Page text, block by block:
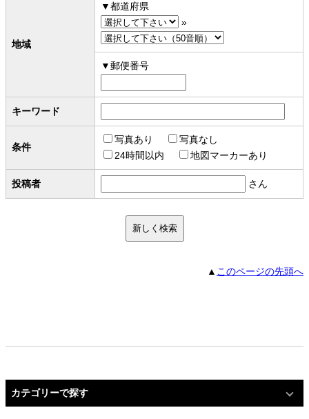
地域
都道府県
»
郵便番号
キーワード
条件
写真あり
写真なし
24時間以内
地図マーカーあり
投稿者 さん
▲ このページの先頭へ
カテゴリーで探す